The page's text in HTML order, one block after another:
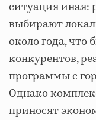
ситуация иная:
выбирают
около года, что
конкурентов,
программы с
Однако
приносят